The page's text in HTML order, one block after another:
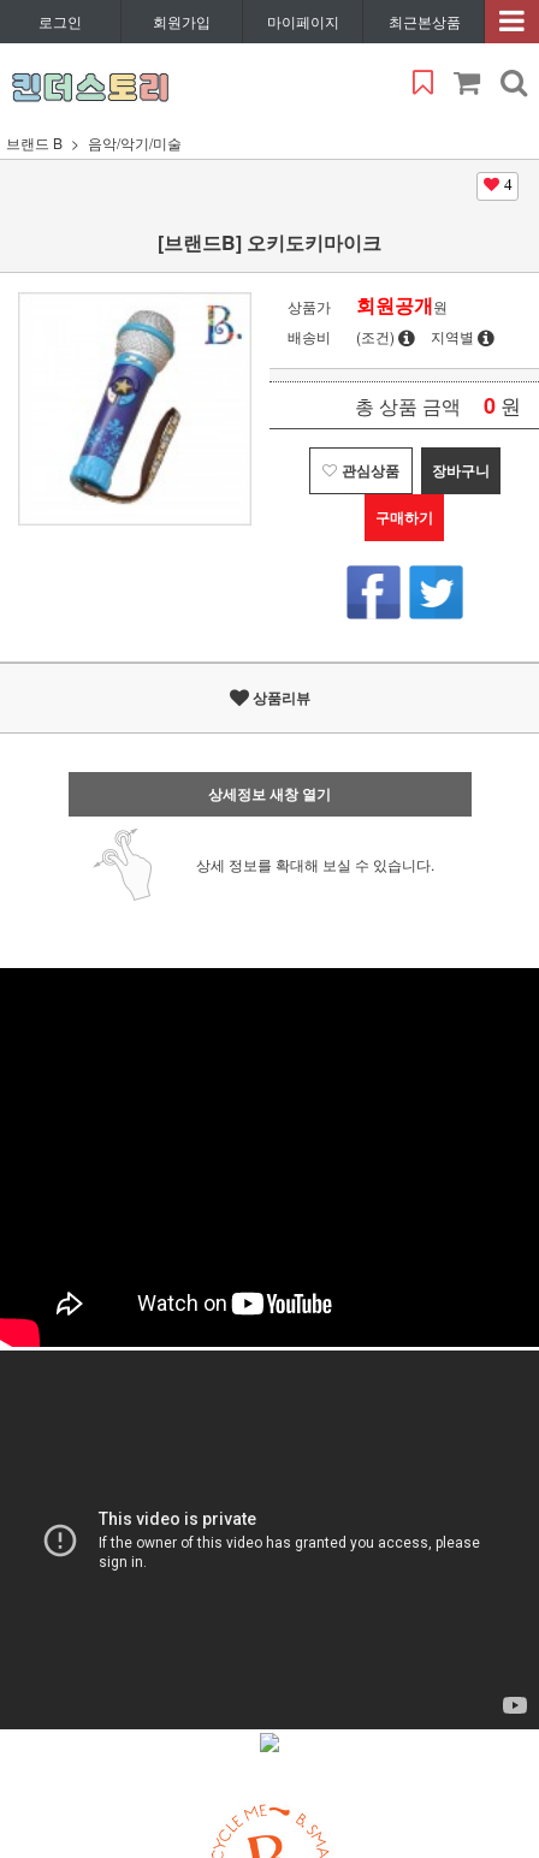
로그인 회원가입 마이페이지 최근본상품
브랜드 B 음악/악기/미술
4
[브랜드B] 오키도키마이크
상품가 회원공개원
배송비
(조건) 지역별
총 상품 금액 0 원
관심상품 장바구니
구매하기
상품리뷰
상세정보 새창 열기
상세 정보를 확대해 보실 수 있습니다.